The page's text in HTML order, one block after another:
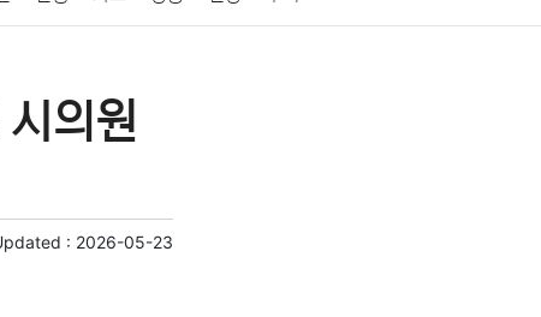
육 교통 생활
의원
: 2026-05-23